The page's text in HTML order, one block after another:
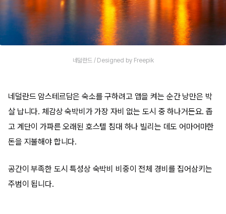
네덜란드 / Designed by Freepik
네덜란드 암스테르담은 숙소를 구하려고 앱을 켜는 순간 낭만은 박
살 납니다. 체감상 숙박비가 가장 자비 없는 도시 중 하나거든요. 좁
고 계단이 가파른 오래된 호스텔 침대 하나 빌리는 데도 어마어마한
돈을 지불해야 합니다.
공간이 부족한 도시 특성상 숙박비 비중이 전체 경비를 집어삼키는
주범이 됩니다.